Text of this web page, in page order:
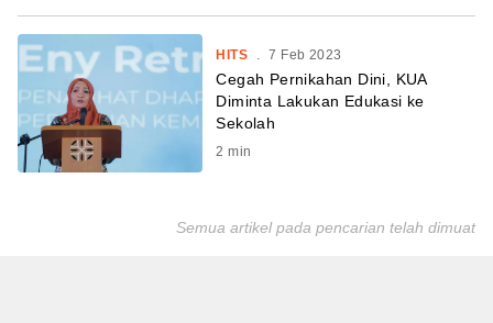
HITS . 7 Feb 2023
Cegah Pernikahan Dini, KUA
Diminta Lakukan Edukasi ke
Sekolah
2 min
Semua artikel pada pencarian telah dimuat